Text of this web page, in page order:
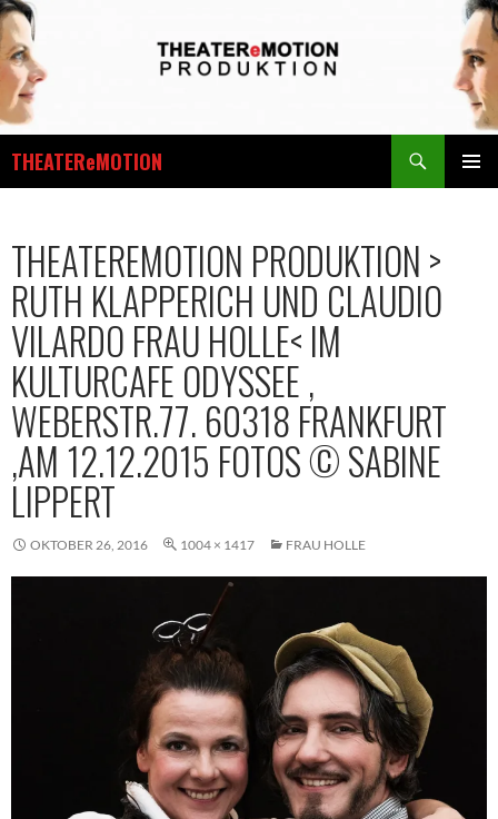
Zum
Inhalt
springen
THEATEReMOTION
THEATEREMOTION PRODUKTION >
RUTH KLAPPERICH UND CLAUDIO
VILARDO FRAU HOLLE< IM
KULTURCAFE ODYSSEE ,
WEBERSTR.77. 60318 FRANKFURT
,AM 12.12.2015 FOTOS © SABINE
LIPPERT
OKTOBER 26, 2016 1004 × 1417 FRAU HOLLE